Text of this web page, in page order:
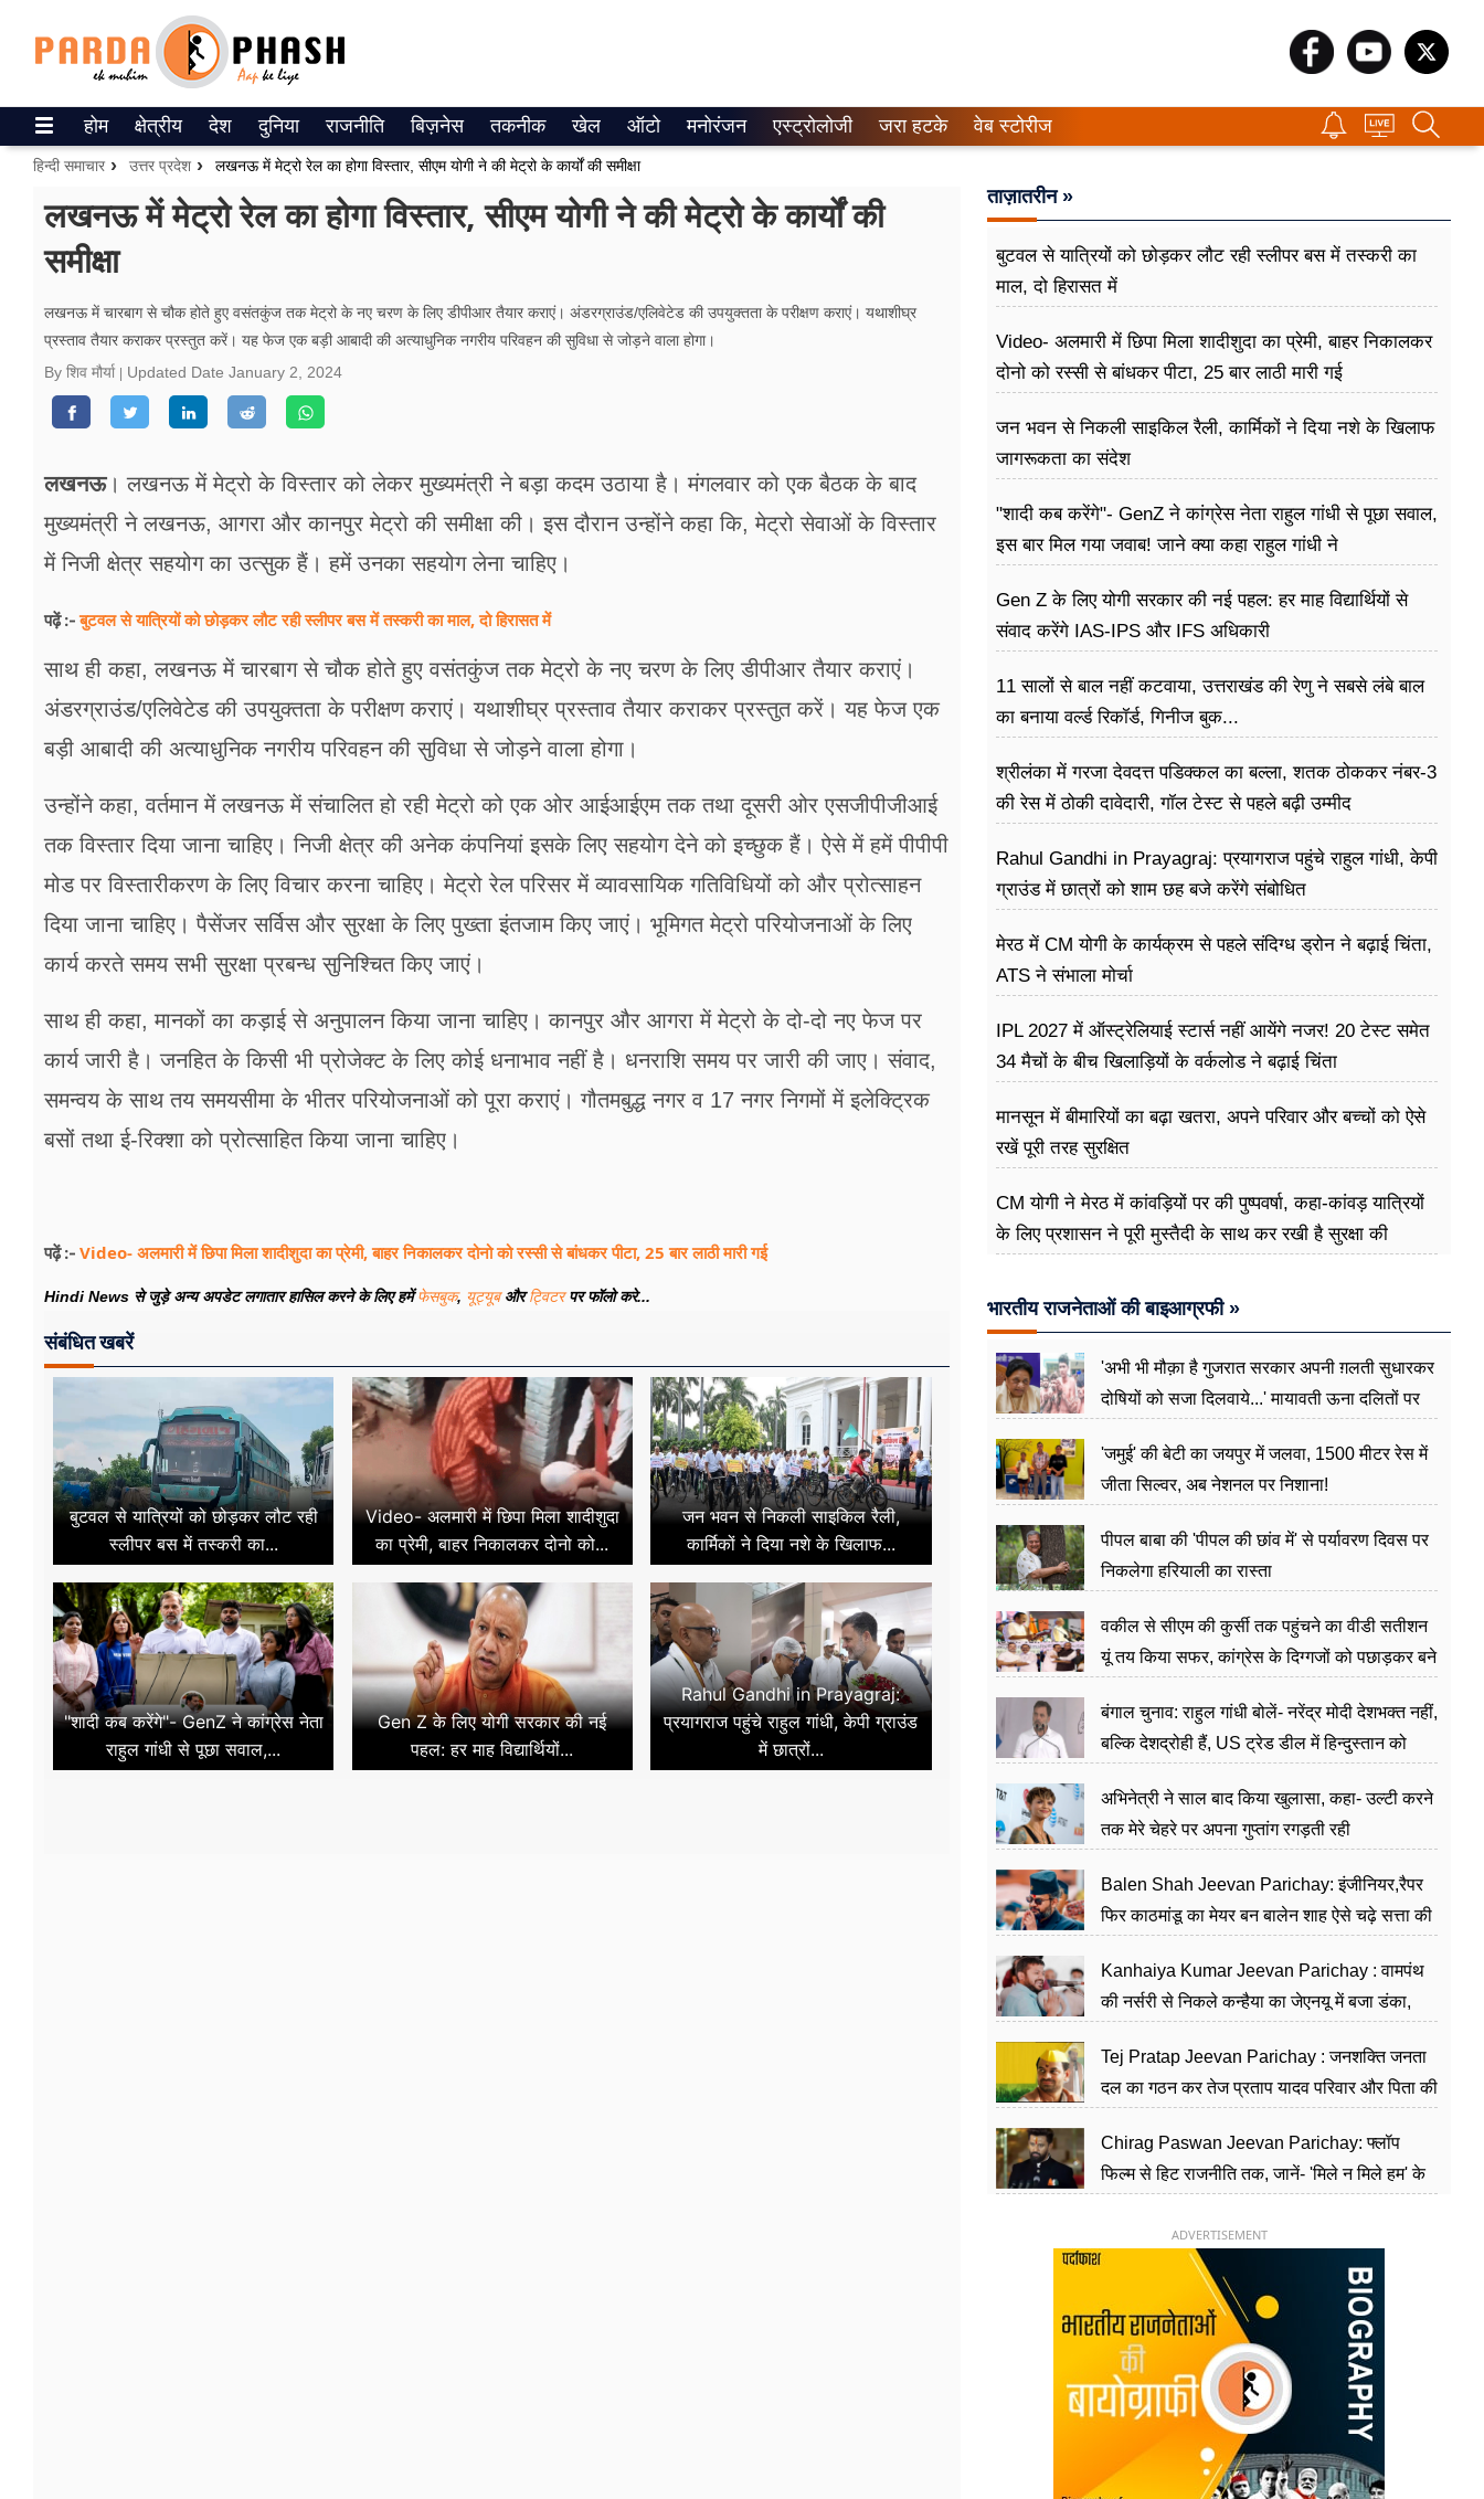
ePaper
उत्तर प्रदेश
वीडियो
रिलेशनशिप
सेहत
ब्‍यूटी
शिक्षा
अन्य खबरें
होम क्षेत्रीय देश दुनिया राजनीति बिज़नेस तकनीक खेल ऑटो मनोरंजन एस्ट्रोलोजी जरा हटके वेब स्टोरीज
हिन्दी समाचार उत्तर प्रदेश लखनऊ में मेट्रो रेल का होगा विस्तार, सीएम योगी ने की मेट्रो के कार्यों की समीक्षा
लखनऊ में मेट्रो रेल का होगा विस्तार, सीएम योगी ने की मेट्रो के कार्यों की
समीक्षा
लखनऊ में चारबाग से चौक होते हुए वसंतकुंज तक मेट्रो के नए चरण के लिए डीपीआर तैयार कराएं। अंडरग्राउंड/एलिवेटेड की उपयुक्तता के परीक्षण कराएं। यथाशीघ्र
प्रस्ताव तैयार कराकर प्रस्तुत करें। यह फेज एक बड़ी आबादी की अत्याधुनिक नगरीय परिवहन की सुविधा से जोड़ने वाला होगा।
By शिव मौर्या
Updated Date January 2, 2024
लखनऊ। लखनऊ में मेट्रो ​के विस्तार को लेकर मुख्यमंत्री ने बड़ा कदम उठाया है। मंगलवार को एक बैठक के बाद
मुख्यमंत्री ने लखनऊ, आगरा और कानपुर मेट्रो की समीक्षा की। इस दौरान उन्होंने कहा कि, मेट्रो सेवाओं के विस्तार
में निजी क्षेत्र सहयोग का उत्सुक हैं। हमें उनका सहयोग लेना चाहिए।
पढ़ें :-बुटवल से यात्रियों को छोड़कर लौट रही स्लीपर बस में तस्करी का माल, दो हिरासत में
साथ ही कहा, लखनऊ में चारबाग से चौक होते हुए वसंतकुंज तक मेट्रो के नए चरण के लिए डीपीआर तैयार कराएं।
अंडरग्राउंड/एलिवेटेड की उपयुक्तता के परीक्षण कराएं। यथाशीघ्र प्रस्ताव तैयार कराकर प्रस्तुत करें। यह फेज एक
बड़ी आबादी की अत्याधुनिक नगरीय परिवहन की सुविधा से जोड़ने वाला होगा।
उन्होंने कहा, वर्तमान में लखनऊ में संचालित हो रही मेट्रो को एक ओर आईआईएम तक तथा दूसरी ओर एसजीपीजीआई
तक विस्तार दिया जाना चाहिए। निजी क्षेत्र की अनेक कंपनियां इसके लिए सहयोग देने को इच्छुक हैं। ऐसे में हमें पीपीपी
मोड पर विस्तारीकरण के लिए विचार करना चाहिए। मेट्रो रेल परिसर में व्यावसायिक गतिविधियों को और प्रोत्साहन
दिया जाना चाहिए। पैसेंजर सर्विस और सुरक्षा के लिए पुख्ता इंतजाम किए जाएं। भूमिगत मेट्रो परियोजनाओं के लिए
कार्य करते समय सभी सुरक्षा प्रबन्ध सुनिश्चित किए जाएं।
साथ ही कहा, मानकों का कड़ाई से अनुपालन किया जाना चाहिए। कानपुर और आगरा में मेट्रो के दो-दो नए फेज पर
कार्य जारी है। जनहित के किसी भी प्रोजेक्ट के लिए कोई धनाभाव नहीं है। धनराशि समय पर जारी की जाए। संवाद,
समन्वय के साथ तय समयसीमा के भीतर परियोजनाओं को पूरा कराएं। गौतमबुद्ध नगर व 17 नगर निगमों में इलेक्ट्रिक
बसों तथा ई-रिक्शा को प्रोत्साहित किया जाना चाहिए।
पढ़ें :- Video- अलमारी में छिपा मिला शादीशुदा का प्रेमी, बाहर निकालकर दोनो को रस्सी से बांधकर पीटा, 25 बार लाठी मारी गई
Hindi News से जुड़े अन्य अपडेट लगातार हासिल करने के लिए हमेंफेसबुक, यूट्यूबऔरट्विटरपर फॉलो करे...
संबंधित खबरें
बुटवल से यात्रियों को छोड़कर लौट रही
स्लीपर बस में तस्करी का...
Video- अलमारी में छिपा मिला शादीशुदा
का प्रेमी, बाहर निकालकर दोनो को...
जन भवन से निकली साइकिल रैली,
कार्मिकों ने दिया नशे के खिलाफ...
"शादी कब करेंगे"- GenZ ने कांग्रेस नेता
राहुल गांधी से पूछा सवाल,...
Gen Z के लिए योगी सरकार की नई
पहल: हर माह विद्यार्थियों...
Rahul Gandhi in Prayagraj:
प्रयागराज पहुंचे राहुल गांधी, केपी ग्राउंड
में छात्रों...
ताज़ातरीन »
बुटवल से यात्रियों को छोड़कर लौट रही स्लीपर बस में तस्करी का
माल, दो हिरासत में
Video- अलमारी में छिपा मिला शादीशुदा का प्रेमी, बाहर निकालकर
दोनो को रस्सी से बांधकर पीटा, 25 बार लाठी मारी गई
जन भवन से निकली साइकिल रैली, कार्मिकों ने दिया नशे के खिलाफ
जागरूकता का संदेश
"शादी कब करेंगे"- GenZ ने कांग्रेस नेता राहुल गांधी से पूछा सवाल,
इस बार मिल गया जवाब! जाने क्या कहा राहुल गांधी ने
Gen Z के लिए योगी सरकार की नई पहल: हर माह विद्यार्थियों से
संवाद करेंगे IAS-IPS और IFS अधिकारी
11 सालों से बाल नहीं कटवाया, उत्तराखंड की रेणु ने सबसे लंबे बाल
का बनाया वर्ल्ड रिकॉर्ड, गिनीज बुक...
श्रीलंका में गरजा देवदत्त पडिक्कल का बल्ला, शतक ठोककर नंबर-3
की रेस में ठोकी दावेदारी, गॉल टेस्ट से पहले बढ़ी उम्मीद
Rahul Gandhi in Prayagraj: प्रयागराज पहुंचे राहुल गांधी, केपी
ग्राउंड में छात्रों को शाम छह बजे करेंगे संबोधित
मेरठ में CM योगी के कार्यक्रम से पहले संदिग्ध ड्रोन ने बढ़ाई चिंता,
ATS ने संभाला मोर्चा
IPL 2027 में ऑस्ट्रेलियाई स्टार्स नहीं आयेंगे नजर! 20 टेस्ट समेत
34 मैचों के बीच खिलाड़ियों के वर्कलोड ने बढ़ाई चिंता
मानसून में बीमारियों का बढ़ा खतरा, अपने परिवार और बच्चों को ऐसे
रखें पूरी तरह सुरक्षित
CM योगी ने मेरठ में कांवड़ियों पर की पुष्पवर्षा, कहा-कांवड़ यात्रियों
के लिए प्रशासन ने पूरी मुस्तैदी के साथ कर रखी है सुरक्षा की
भारतीय राजनेताओं की बाइआग्रफी »
'अभी भी मौक़ा है गुजरात सरकार अपनी ग़लती सुधारकर
दोषियों को सजा दिलवाये...' मायावती ऊना दलितों पर
'जमुई' की बेटी का जयपुर में जलवा, 1500 मीटर रेस में
जीता सिल्वर, अब नेशनल पर निशाना!
पीपल बाबा की 'पीपल की छांव में' से पर्यावरण दिवस पर
निकलेगा हरियाली का रास्ता
वकील से सीएम की कुर्सी तक पहुंचने का वीडी सतीशन
यूं तय किया सफर, कांग्रेस के दिग्गजों को पछाड़कर बने
बंगाल चुनाव: राहुल गांधी बोलें- नरेंद्र मोदी देशभक्त नहीं,
बल्कि देशद्रोही हैं, US ट्रेड डील में हिन्दुस्तान को
अभिनेत्री ने साल बाद किया खुलासा, कहा- उल्टी करने
तक मेरे चेहरे पर अपना गुप्तांग रगड़ती रही
Balen Shah Jeevan Parichay: इंजीनियर,रैपर
फिर काठमांडू का मेयर बन बालेन शाह ऐसे चढ़े सत्ता की
Kanhaiya Kumar Jeevan Parichay : वामपंथ
की नर्सरी से निकले कन्हैया का जेएनयू में बजा डंका,
Tej Pratap Jeevan Parichay : जनशक्ति जनता
दल का गठन कर तेज प्रताप यादव परिवार और पिता की
Chirag Paswan Jeevan Parichay: फ्लॉप
फिल्म से हिट राजनीति तक, जानें- 'मिले न मिले हम' के
ADVERTISEMENT